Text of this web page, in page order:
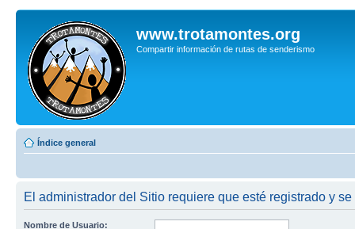
www.trotamontes.org
Compartir información de rutas de senderismo
Índice general
El administrador del Sitio requiere que esté registrado y
Nombre de Usuario: